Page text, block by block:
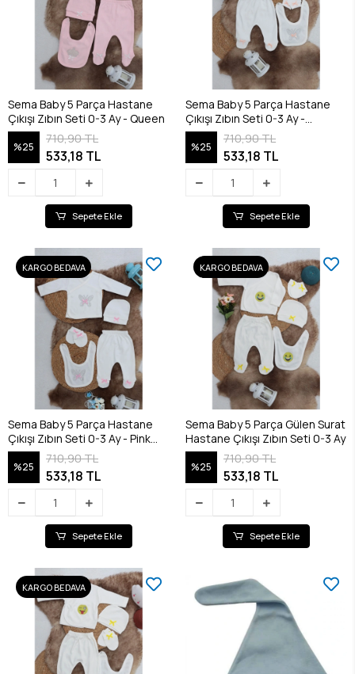
Sema Baby 5 Parça Hastane
Çıkışı Zıbın Seti 0-3 Ay - Queen
%25
710,90 TL
533,18 TL
Sepete Ekle
Sema Baby 5 Parça Hastane
Çıkışı Zıbın Seti 0-3 Ay -
Butterfly
%25
710,90 TL
533,18 TL
Sepete Ekle
KARGO BEDAVA
Sema Baby 5 Parça Hastane
Çıkışı Zıbın Seti 0-3 Ay - Pink
Butterfly
%25
710,90 TL
533,18 TL
Sepete Ekle
KARGO BEDAVA
Sema Baby 5 Parça Gülen Surat
Hastane Çıkışı Zıbın Seti 0-3 Ay
%25
710,90 TL
533,18 TL
Sepete Ekle
KARGO BEDAVA